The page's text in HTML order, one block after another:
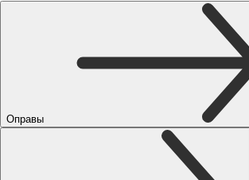
Оправы